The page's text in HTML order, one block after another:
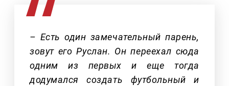
– Есть один замечательный парень,
зовут его Руслан. Он переехал сюда
одним из первых и еще тогда
додумался создать футбольный и